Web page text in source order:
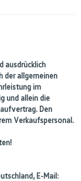
ausdrücklich
der allgemeinen
im
und allein die
Den
Verkaufspersonal.
E-Mail: